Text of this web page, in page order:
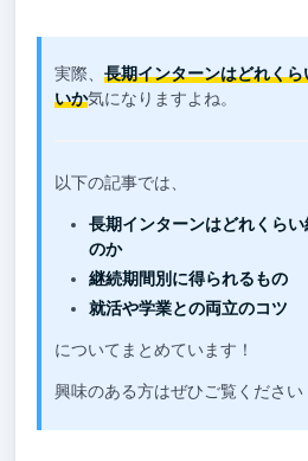
実際、長期インターンはどれく
いか気になりますよね。
以下の記事では、
長期インターンはどれくら
のか
継続期間別に得られるもの
就活や学業との両立のコツ
についてまとめています！
興味のある方はぜひご覧ください